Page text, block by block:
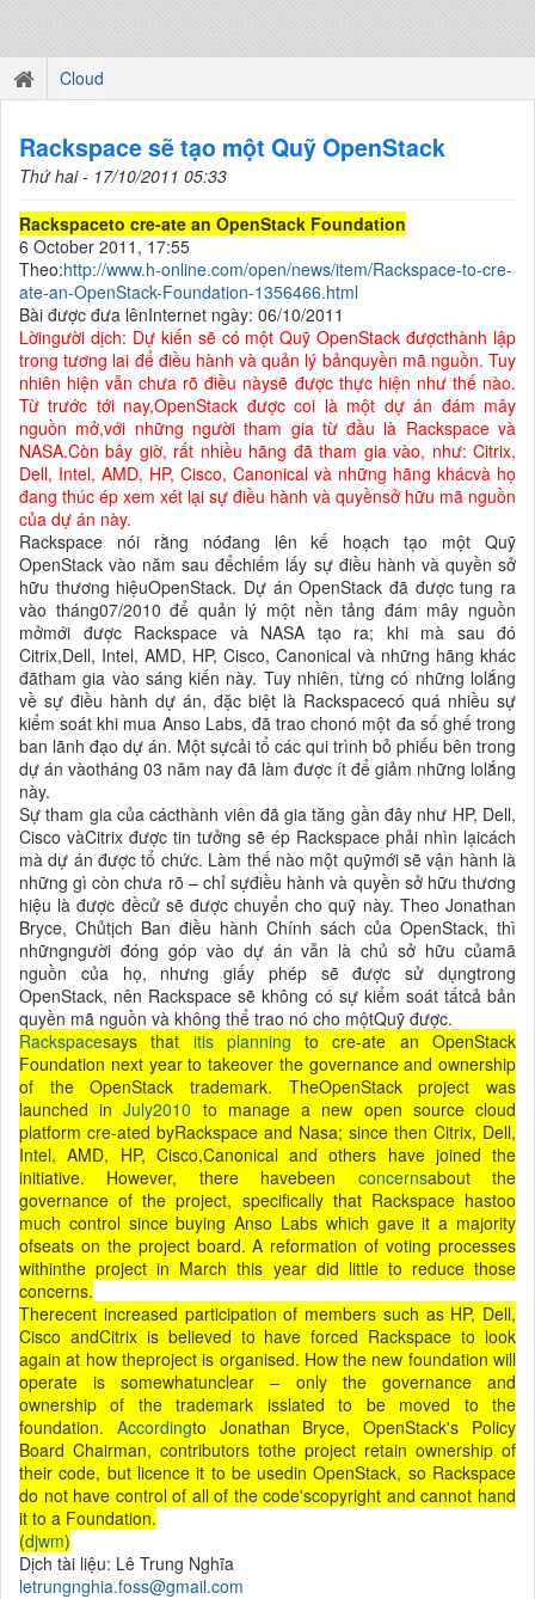
Cloud
Rackspace sẽ tạo một Quỹ OpenStack
Thứ hai - 17/10/2011 05:33
Rackspaceto cre-ate an OpenStack Foundation
6 October 2011, 17:55
Theo:http://www.h-online.com/open/news/item/Rackspace-to-cre-
ate-an-OpenStack-Foundation-1356466.html
Bài được đưa lênInternet ngày: 06/10/2011
Lờingười dịch: Dự kiến sẽ có một Quỹ OpenStack đượcthành lập
trong tương lai để điều hành và quản lý bảnquyền mã nguồn. Tuy
nhiên hiện vẫn chưa rõ điều nàysẽ được thực hiện như thế nào.
Từ trước tới nay,OpenStack được coi là một dự án đám mây
nguồn mở,với những người tham gia từ đầu là Rackspace và
NASA.Còn bây giờ, rất nhiều hãng đã tham gia vào, như: Citrix,
Dell, Intel, AMD, HP, Cisco, Canonical và những hãng khácvà họ
đang thúc ép xem xét lại sự điều hành và quyềnsở hữu mã nguồn
của dự án này.
Rackspace nói rằng nóđang lên kế hoạch tạo một Quỹ
OpenStack vào năm sau đểchiếm lấy sự điều hành và quyền sở
hữu thương hiệuOpenStack. Dự án OpenStack đã được tung ra
vào tháng07/2010 để quản lý một nền tảng đám mây nguồn
mởmới được Rackspace và NASA tạo ra; khi mà sau đó
Citrix,Dell, Intel, AMD, HP, Cisco, Canonical và những hãng khác
đãtham gia vào sáng kiến này. Tuy nhiên, từng có những lolắng
về sự điều hành dự án, đặc biệt là Rackspacecó quá nhiều sự
kiểm soát khi mua Anso Labs, đã trao chonó một đa số ghế trong
ban lãnh đạo dự án. Một sựcải tổ các qui trình bỏ phiếu bên trong
dự án vàotháng 03 năm nay đã làm được ít để giảm những lolắng
này.
Sự tham gia của cácthành viên đã gia tăng gần đây như HP, Dell,
Cisco vàCitrix được tin tưởng sẽ ép Rackspace phải nhìn lạicách
mà dự án được tổ chức. Làm thế nào một quỹmới sẽ vận hành là
những gì còn chưa rõ – chỉ sựđiều hành và quyền sở hữu thương
hiệu là được đềcử sẽ được chuyển cho quỹ này. Theo Jonathan
Bryce, Chủtịch Ban điều hành Chính sách của OpenStack, thì
nhữngngười đóng góp vào dự án vẫn là chủ sở hữu củamã
nguồn của họ, nhưng giấy phép sẽ được sử dụngtrong
OpenStack, nên Rackspace sẽ không có sự kiểm soát tấtcả bản
quyền mã nguồn và không thể trao nó cho mộtQuỹ được.
Rackspacesays that itis planning to cre-ate an OpenStack
Foundation next year to takeover the governance and ownership
of the OpenStack trademark. TheOpenStack project was
launched inJuly2010 to manage a new open source cloud
platform cre-ated byRackspace and Nasa; since then Citrix, Dell,
Intel, AMD, HP, Cisco,Canonical and others have joined the
initiative. However, there havebeen concernsabout the
governance of the project, specifically that Rackspace hastoo
much control since buying Anso Labs which gave it a majority
ofseats on the project board. A reformation of voting processes
withinthe project in March this year did little to reduce those
concerns.
Therecent increased participation of members such as HP, Dell,
Cisco andCitrix is believed to have forced Rackspace to look
again at how theproject is organised. How the new foundation will
operate is somewhatunclear – only the governance and
ownership of the trademark isslated to be moved to the
foundation. Accordingto Jonathan Bryce, OpenStack's Policy
Board Chairman, contributors tothe project retain ownership of
their code, but licence it to be usedin OpenStack, so Rackspace
do not have control of all of the code'scopyright and cannot hand
it to a Foundation.
(djwm)
Dịch tài liệu: Lê Trung Nghĩa
letrungnghia.foss@gmail.com